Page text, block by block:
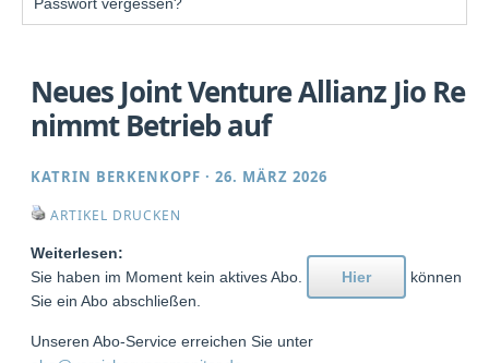
Neues Joint Venture Allianz Jio Re
nimmt Betrieb auf
KATRIN BERKENKOPF ·26. MÄRZ 2026
ARTIKEL DRUCKEN
Weiterlesen:
Sie haben im Moment kein aktives Abo.
Hier
können
Sie ein Abo abschließen.
Unseren Abo-Service erreichen Sie unter